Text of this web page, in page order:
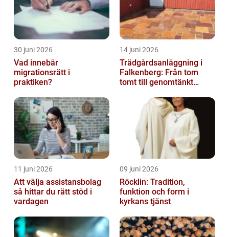
30 juni 2026
Vad innebär
migrationsrätt i
praktiken?
14 juni 2026
Trädgårdsanläggning i
Falkenberg: Från tom
tomt till genomtänkt
11 juni 2026
Att välja assistansbolag
så hittar du rätt stöd i
vardagen
09 juni 2026
Röcklin: Tradition,
funktion och form i
kyrkans tjänst